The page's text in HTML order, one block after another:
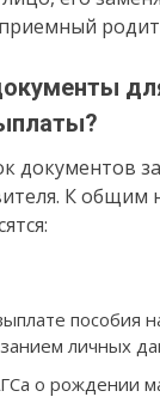
документов
К
пособия
личных
о рождении